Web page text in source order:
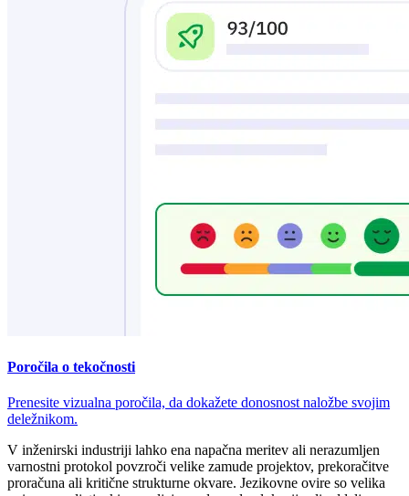
Poročila o tekočnosti
Prenesite vizualna poročila, da dokažete donosnost naložbe svojim
deležnikom.
V inženirski industriji lahko ena napačna meritev ali nerazumljen
varnostni protokol povzroči velike zamude projektov, prekoračitve
proračuna ali kritične strukturne okvare. Jezikovne ovire so velika